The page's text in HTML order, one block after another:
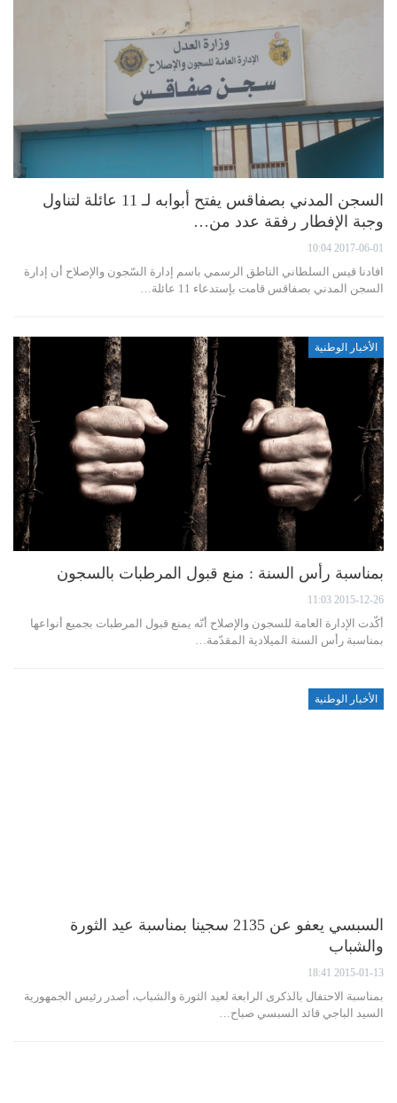
السجن المدني بصفاقس يفتح أبوابه لـ 11 عائلة لتناول
وجبة الإفطار رفقة عدد من…
2017-06-01 10:04
افادنا قيس السلطاني الناطق الرسمي باسم إدارة السّجون والإصلاح أن إدارة
السجن المدني بصفاقس قامت بإستدعاء 11 عائلة…
الأخبار الوطنية
بمناسبة رأس السنة : منع قبول المرطبات بالسجون
2015-12-26 11:03
أكّدت الإدارة العامة للسجون والإصلاح أنّه يمنع قبول المرطبات بجميع أنواعها
بمناسبة رأس السنة الميلادية المقدّمة…
الأخبار الوطنية
السبسي يعفو عن 2135 سجينا بمناسبة عيد الثورة
والشباب
2015-01-13 18:41
بمناسبة الاحتفال بالذكرى الرابعة لعيد الثورة والشباب، أصدر رئيس الجمهورية
السيد الباجي قائد السبسي صباح…